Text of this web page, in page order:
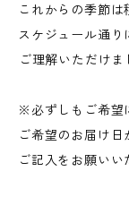
これからの季節は
スケジュール通り
ご理解いただけま
※必ずしもご希望
ご希望のお届け
ご記入をお願いい